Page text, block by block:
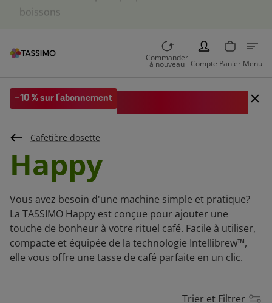
Une machine pour préparer toutes vos
Commander
à nouveau
PERSON
Compte Panier Menu
-10 % sur l'abonnement
Cafetière dosette
Happy
Vous avez besoin d'une machine simple et pratique?
La TASSIMO Happy est conçue pour ajouter une
touche de bonheur à votre rituel café. Facile à utiliser,
compacte et équipée de la technologie Intellibrew™,
elle vous offre une tasse de café parfaite en un clic.
Trier et Filtrer